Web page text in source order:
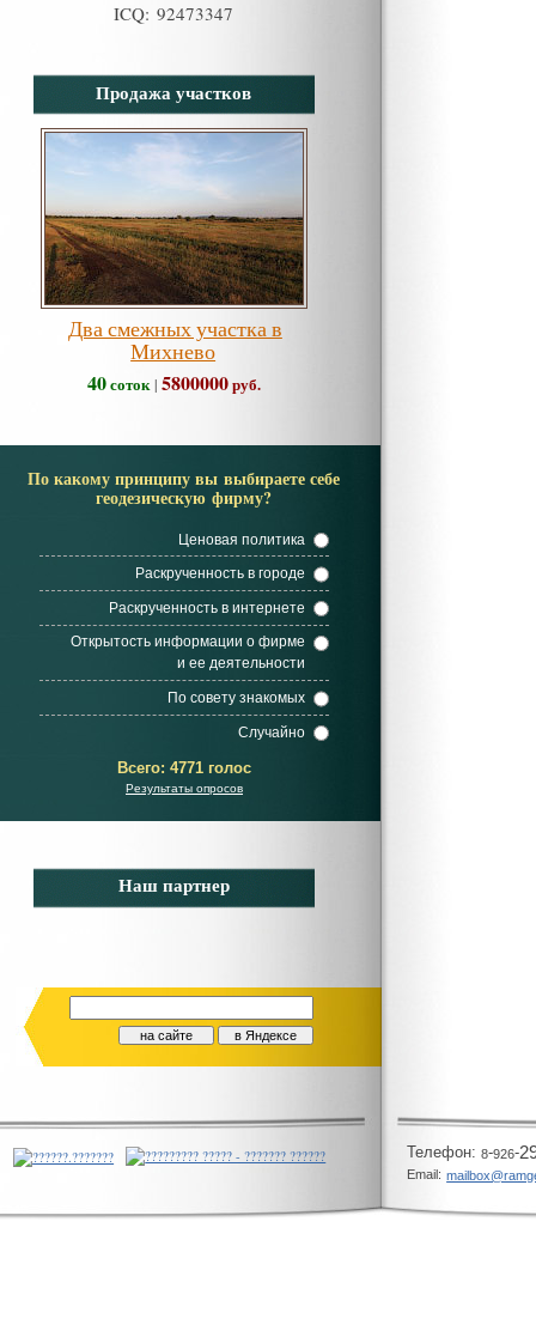
ICQ: 92473347
Продажа участков
Два смежных участка в
Михнево
40соток| 5800000руб.
По какому принципу вы выбираете себе
геодезическую фирму?
Ценовая политика
Раскрученность в городе
Раскрученность в интернете
Открытость информации о фирме
и ее деятельности
По совету знакомых
Случайно
Всего: 4771 голос
Результаты опросов
Наш партнер
Телeфон: 8-926-
Email: